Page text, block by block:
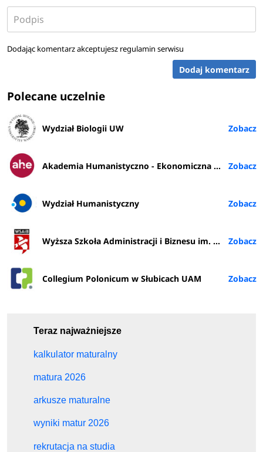
Dodając komentarz akceptujesz regulamin serwisu
Dodaj komentarz
Polecane uczelnie
Wydział Biologii UW
Akademia Humanistyczno - Ekonomiczna w Łodzi
Wydział Humanistyczny
Wyższa Szkoła Administracji i Biznesu im. E. Kwiatkowskiego w Gdyni
Collegium Polonicum w Słubicach UAM
Teraz najważniejsze
kalkulator maturalny
matura 2026
arkusze maturalne
wyniki matur 2026
rekrutacja na studia